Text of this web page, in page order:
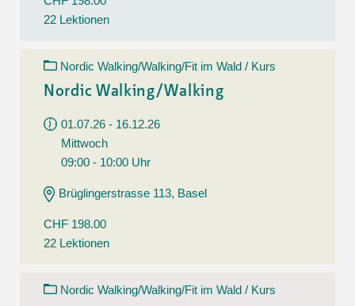
22 Lektionen
Nordic Walking/Walking/Fit im Wald / Kurs
Nordic Walking/Walking
01.07.26 - 16.12.26
Mittwoch
09:00 - 10:00 Uhr
Brüglingerstrasse 113, Basel
CHF 198.00
22 Lektionen
Nordic Walking/Walking/Fit im Wald / Kurs